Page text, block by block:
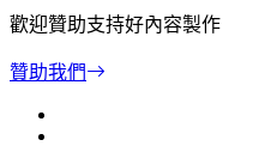
歡迎贊助支持好內容製作
贊助我們